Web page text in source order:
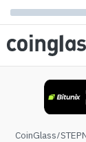
CoinGlass/